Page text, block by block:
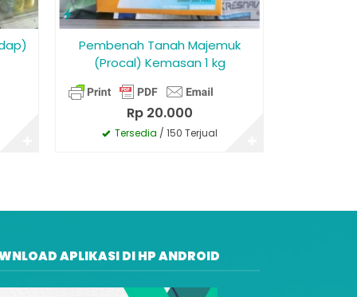
Pembenah Tanah Majemuk
(Procal) Kemasan 1 kg
Rp 20.000
Tersedia / 150 Terjual
APLIKASI DI HP ANDROID